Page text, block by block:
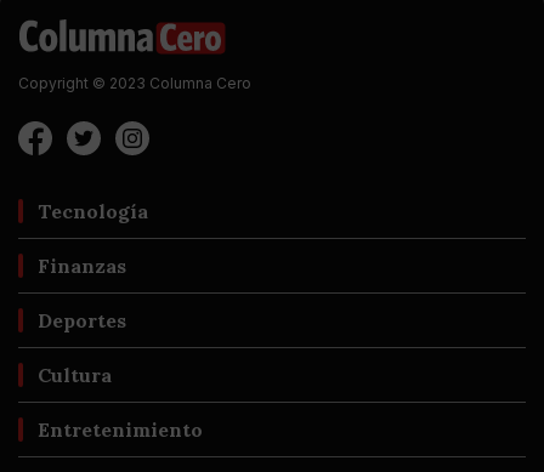
Copyright © 2023 Columna Cero
Tecnología
Finanzas
Deportes
Cultura
Entretenimiento